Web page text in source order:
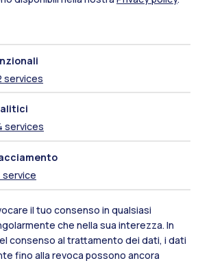
services
services
service
il tuo consenso in qualsiasi
che nella sua interezza. In
consenso al trattamento dei dati, i dati
fino alla revoca possono ancora